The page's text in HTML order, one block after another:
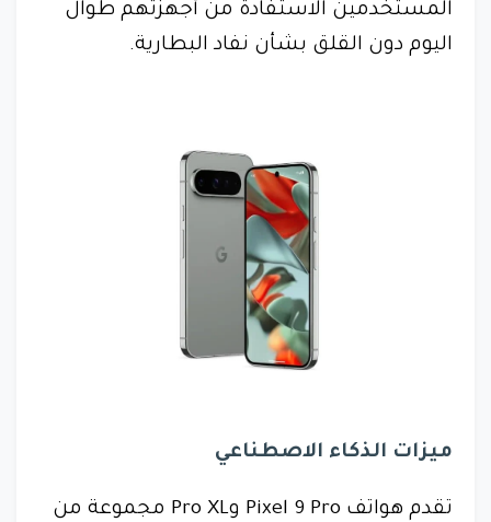
المستخدمين الاستفادة من أجهزتهم طوال
اليوم دون القلق بشأن نفاد البطارية.
ميزات الذكاء الاصطناعي
تقدم هواتف Pixel 9 Pro وPro XL مجموعة من